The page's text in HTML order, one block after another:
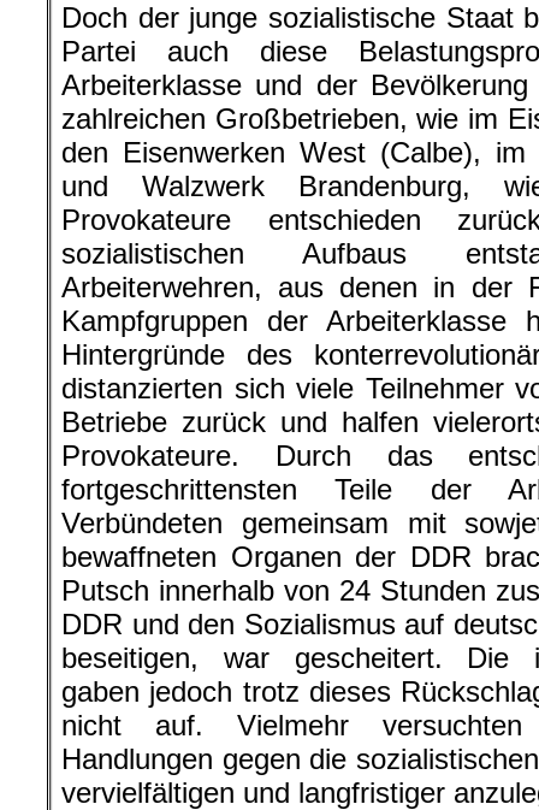
Doch der junge sozialistische Staat
Partei auch diese
Arbeiterklasse und der
zahlreichen Großbetrieben, wie im
den Eisenwerken West (Calbe),
und Walzwerk Brandenburg,
Provokateure entschieden
sozialistischen Aufbaus
Arbeiterwehren, aus denen in der
Kampfgruppen der Arbeiterklasse
Hintergründe des
distanzierten sich viele Teilnehmer
Betriebe zurück und halfen
Provokateure. Durch das
fortgeschrittensten Teile der
Verbündeten gemeinsam mit
bewaffneten Organen der DDR
Putsch innerhalb von 24 Stunden
DDR und den Sozialismus auf
beseitigen, war gescheitert. Die
gaben jedoch trotz dieses
nicht auf. Vielmehr
Handlungen gegen die
vervielfältigen und langfristiger